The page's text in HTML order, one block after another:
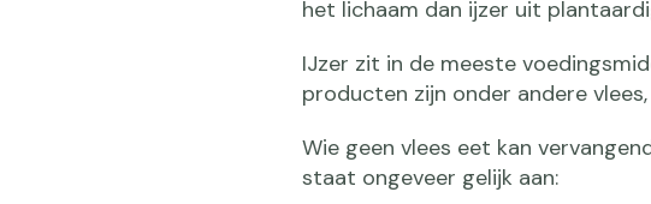
het lichaam dan ijzer uit
IJzer zit in de meeste
producten zijn onder andere
Wie geen vlees eet kan
staat ongeveer gelijk aan: